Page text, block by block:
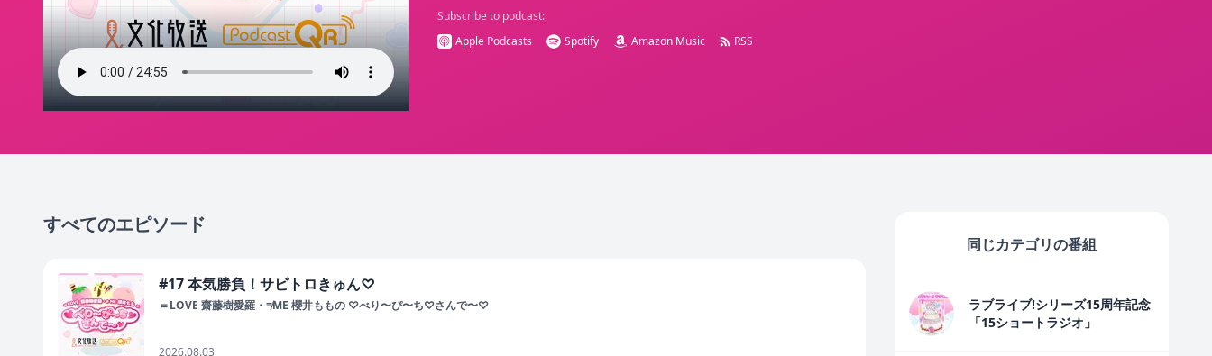
Subscribe to podcast:
Apple Podcasts
Spotify Amazon Music RSS
すべてのエピソード
#17 本気勝負！サビトロきゅん♡
＝LOVE 齋藤樹愛羅・≠ME 櫻井ももの ♡べり〜ぴ〜ち♡さんで〜♡
2026.08.03
同じカテゴリの番組
ラブライブ!シリーズ15周年記念
「15ショートラジオ」